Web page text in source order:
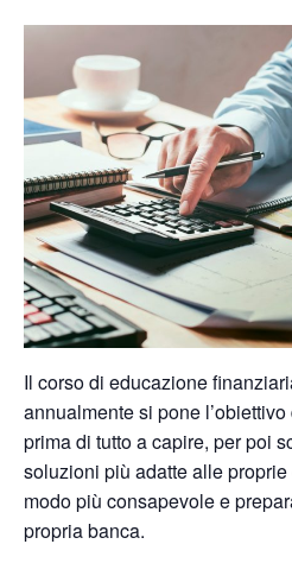
Il corso di educazione
annualmente si pone
prima di tutto a capire, per poi
soluzioni più adatte alle
modo più consapevole e
propria banca.